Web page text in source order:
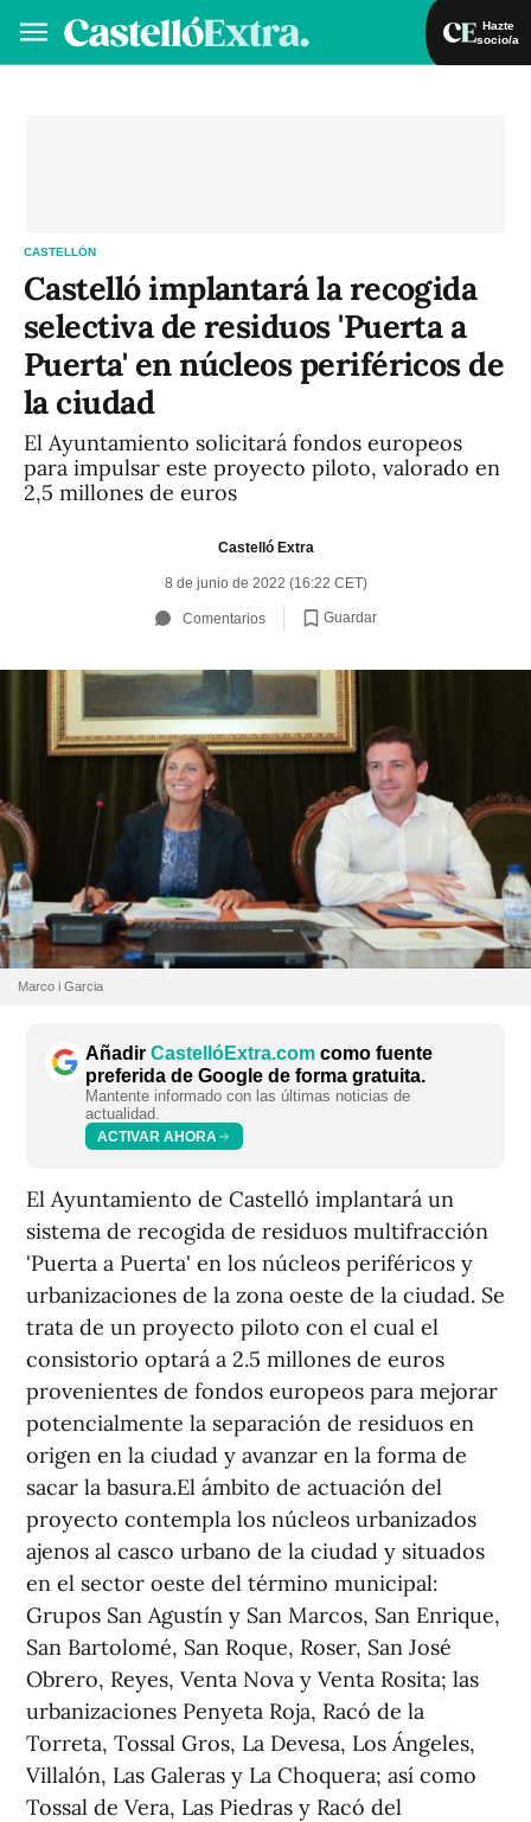
Hazte
socio/a
CASTELLÓN
Castelló implantará la recogida
selectiva de residuos 'Puerta a
Puerta' en núcleos periféricos de
la ciudad
El Ayuntamiento solicitará fondos europeos
para impulsar este proyecto piloto, valorado en
2,5 millones de euros
Castelló Extra
8 de junio de 2022 (16:22 CET)
Comentarios Guardar
Marco i Garcia
Añadir CastellóExtra.com como fuente
preferida de Google de forma gratuita.
Mantente informado con las últimas noticias de
actualidad.
ACTIVAR AHORA
El Ayuntamiento de Castelló implantará un
sistema de recogida de residuos multifracción
'Puerta a Puerta' en los núcleos periféricos y
urbanizaciones de la zona oeste de la ciudad. Se
trata de un proyecto piloto con el cual el
consistorio optará a 2.5 millones de euros
provenientes de fondos europeos para mejorar
potencialmente la separación de residuos en
origen en la ciudad y avanzar en la forma de
sacar la basura.El ámbito de actuación del
proyecto contempla los núcleos urbanizados
ajenos al casco urbano de la ciudad y situados
en el sector oeste del término municipal:
Grupos San Agustín y San Marcos, San Enrique,
San Bartolomé, San Roque, Roser, San José
Obrero, Reyes, Venta Nova y Venta Rosita; las
urbanizaciones Penyeta Roja, Racó de la
Torreta, Tossal Gros, La Devesa, Los Ángeles,
Villalón, Las Galeras y La Choquera; así como
Tossal de Vera, Las Piedras y Racó del